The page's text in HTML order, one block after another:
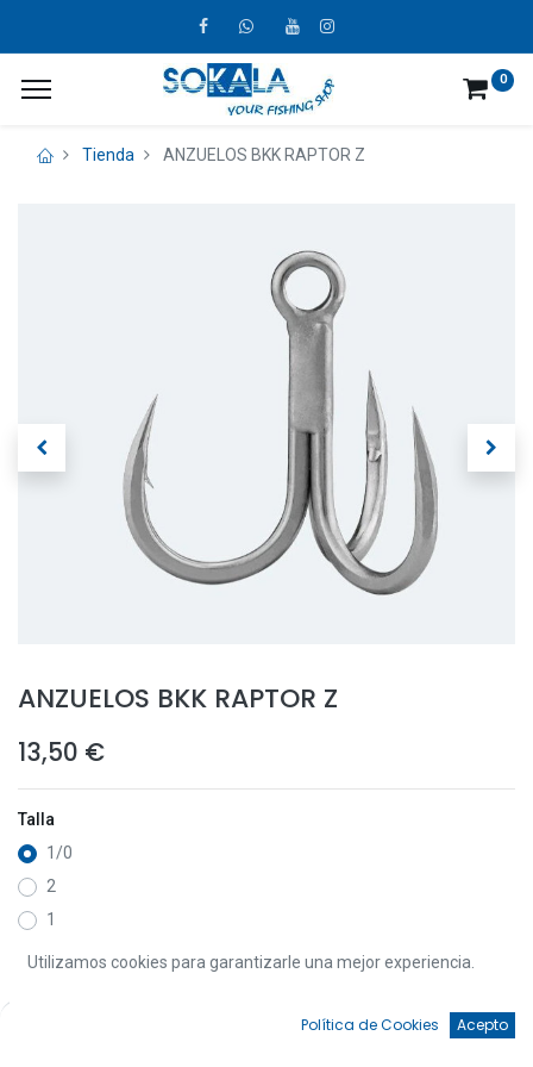
0
Tienda ANZUELOS BKK RAPTOR Z
ANZUELOS BKK RAPTOR Z
13,50 €
Talla
1/0
2
1
3/0
Utilizamos cookies para garantizarle una mejor experiencia.
Política de Cookies Acepto